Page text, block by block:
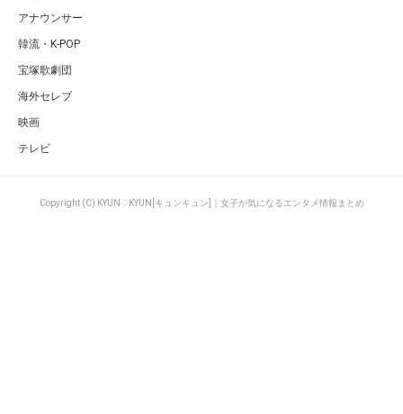
アナウンサー
韓流・K-POP
宝塚歌劇団
海外セレブ
映画
テレビ
Copyright (C) KYUN♡KYUN[キュンキュン]｜女子が気になるエンタメ情報まとめ